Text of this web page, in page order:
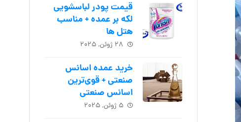
قیمت پودر لباسشویی
لکه بر عمده + مناسب
هتل ها
۲۸ ژوئن, ۲۰۲۵
خرید عمده اسانس
صنعتی + قوی‌ترین
اسانس‌ صنعتی
۵ ژوئن, ۲۰۲۵